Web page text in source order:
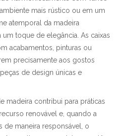
mais rústico ou em um
atemporal da madeira
toque de elegância. As caixas
acabamentos, pinturas ou
precisamente aos gostos
de design únicas e
madeira contribui para práticas
renovável e, quando a
de maneira responsável, o